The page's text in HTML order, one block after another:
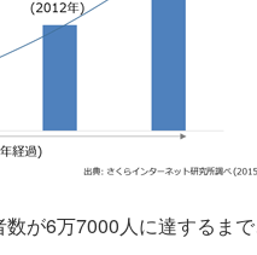
が6万7000人に達するま